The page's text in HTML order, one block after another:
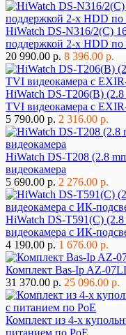
HiWatch DS-N316/2(C)
поддержкой 2-х HDD
20 990.00 р. 8 396.00 р.
HiWatch DS-T206(B)
TVI видеокамера с
5 790.00 р. 2 316.00 р.
HiWatch DS-T208 (2.8
видеокамера
5 690.00 р. 2 276.00 р.
HiWatch DS-T591(C)
видеокамера с ИК-
4 190.00 р. 1 676.00 р.
Комплект Bas-Ip AZ-
31 370.00 р. 25 096.00 р.
Комплект из 4-х
питанием по PoE